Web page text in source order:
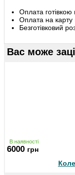
Оплата
Оплата на карту
Безготівковий
Вас може
В наявності
6000 грн